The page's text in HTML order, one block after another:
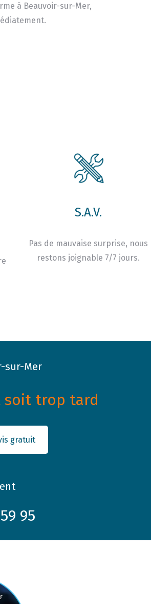
à Beauvoir-sur-Mer,
S.A.V.
Pas de mauvaise surprise, nous
restons joignable 7/7 jours.
sur-Mer
soit trop tard
gratuit
95